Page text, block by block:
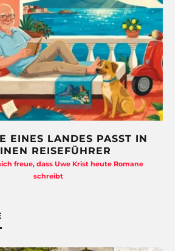
EINES LANDES PASST IN
REISEFÜHRER
freue, dass Uwe Krist heute Romane
schreibt